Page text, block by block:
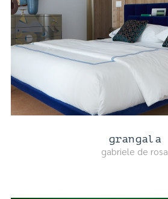
grangala
gabriele de rosa